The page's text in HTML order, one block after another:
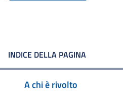
INDICE DELLA PAGINA
A chi è rivolto